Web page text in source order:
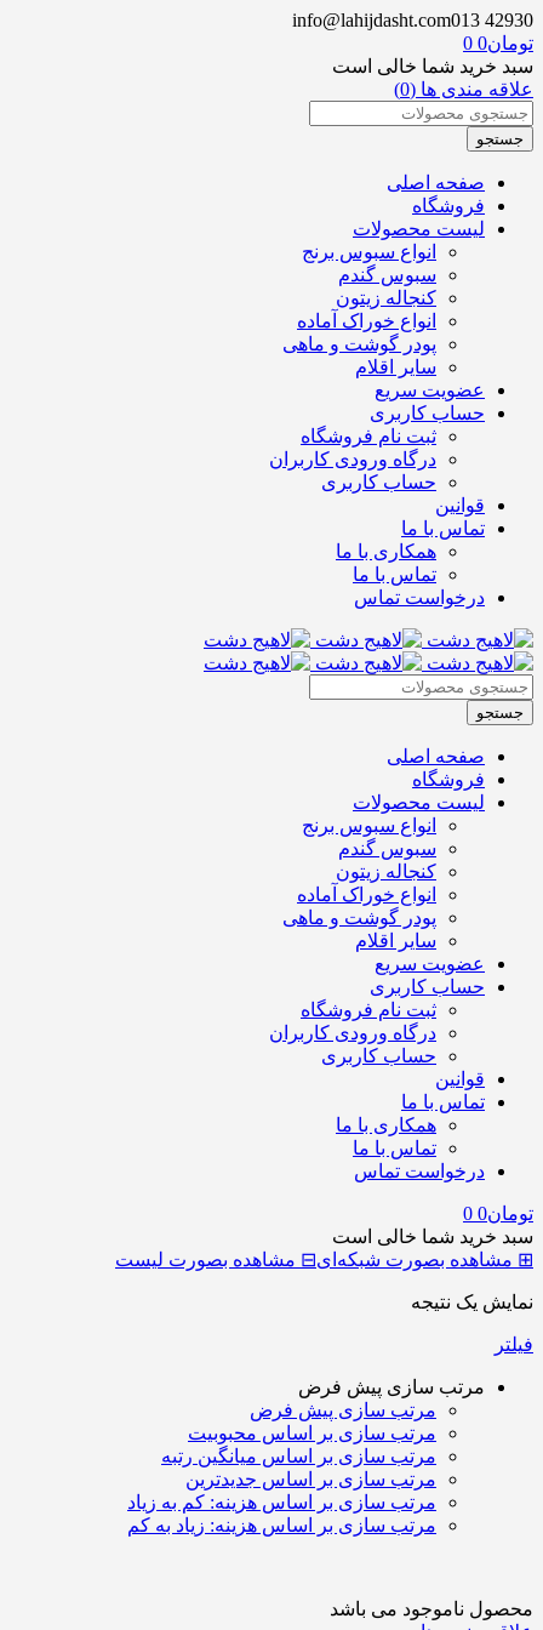
info@lahijdasht.com013 42930
تومان0
0
سبد خرید شما خالی است
علاقه مندی ها (0)
صفحه اصلی
فروشگاه
لیست محصولات
انواع سبوس برنج
سبوس گندم
کنجاله زیتون
انواع خوراک آماده
پودر گوشت و ماهی
سایر اقلام
عضویت سریع
حساب کاربری
ثبت نام فروشگاه
درگاه ورودی کاربران
حساب کاربری
قوانین
تماس با ما
همکاری با ما
تماس با ما
درخواست تماس
صفحه اصلی
فروشگاه
لیست محصولات
انواع سبوس برنج
سبوس گندم
کنجاله زیتون
انواع خوراک آماده
پودر گوشت و ماهی
سایر اقلام
عضویت سریع
حساب کاربری
ثبت نام فروشگاه
درگاه ورودی کاربران
حساب کاربری
قوانین
تماس با ما
همکاری با ما
تماس با ما
درخواست تماس
تومان0
0
سبد خرید شما خالی است
⊞ مشاهده بصورت شبکه‌ای⊟ مشاهده بصورت لیست
نمایش یک نتیجه
فیلتر
مرتب سازی پیش فرض
مرتب سازی پیش فرض
مرتب سازی بر اساس محبوبیت
مرتب سازی بر اساس میانگین رتبه
مرتب سازی بر اساس جدیدترین
مرتب سازی بر اساس هزینه: کم به زیاد
مرتب سازی بر اساس هزینه: زیاد به کم
محصول ناموجود می باشد